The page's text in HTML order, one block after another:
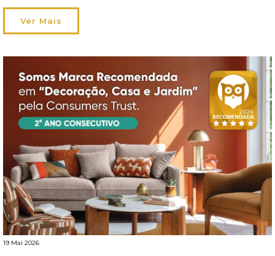
Home Living à cidade! A sua nova loja hôma está cheia de ideias
felizes para a casa: são cerca de 1400 m2 de […]
Ver Mais
19 Mai 2026